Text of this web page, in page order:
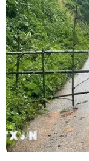
gây ảnh hưởng
07/08/2026 14:38
Nứt núi, Thanh
nhiều hộ dân
07/08/2026 13:17